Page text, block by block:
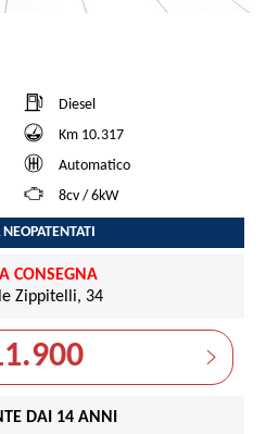
Diesel
Km 10.317
Automatico
8cv / 6kW
CONSEGNA
Zippitelli, 34
DAI 14 ANNI